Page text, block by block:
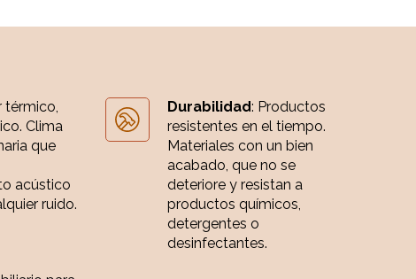
térmico,
Clima
que
acústico
ruido.
Durabilidad: Productos
resistentes en el tiempo.
Materiales con un bien
acabado, que no se
deteriore y resistan a
productos químicos,
detergentes o
desinfectantes.